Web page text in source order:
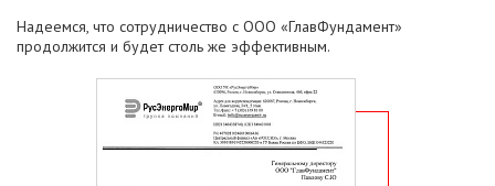
Надеемся, что сотрудничество с ООО «ГлавФундамент»
продолжится и будет столь же эффективным.